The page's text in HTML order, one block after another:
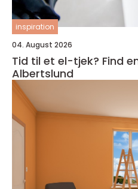
inspiration
04. August 2026
Tid til et el-tjek? Find
Albertslund